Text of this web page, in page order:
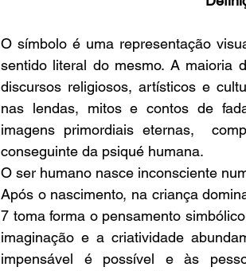
O símbolo é uma representação
sentido literal do mesmo. A maioria
discursos religiosos, artísticos e
nas lendas, mitos e contos de
imagens primordiais eternas,
conseguinte da psiqué humana.
O ser humano nasce inconsciente
Após o nascimento, na criança
7 toma forma o pensamento
imaginação e a criatividade
impensável é possível e às